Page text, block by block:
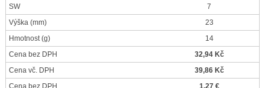
SW
7
Výška (mm)
23
Hmotnost(g)
14
Cena bez DPH
32,94 Kč
Cena vč. DPH
39,86 Kč
Cena bez DPH
1,27 €